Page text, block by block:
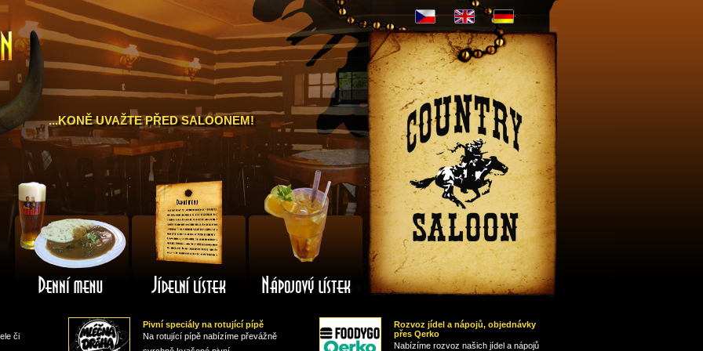
EN
či
Pivní speciály na rotující pípě
Na rotující pípě nabízíme převážně
Rozvoz jídel a nápojů, objednávky
přes Qerko
Nabízíme rozvoz našich jídel a nápojů
Denní
menu
Nápojový
lístek
...KONĚ UVAŽTE PŘED SALOONEM!